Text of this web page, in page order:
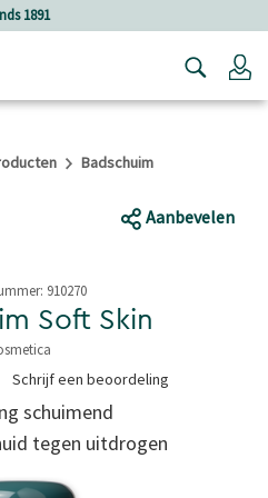
1891
Badschuim
Aanbevelen
910270
Soft Skin
Schrijf een beoordeling
schuimend
tegen uitdrogen